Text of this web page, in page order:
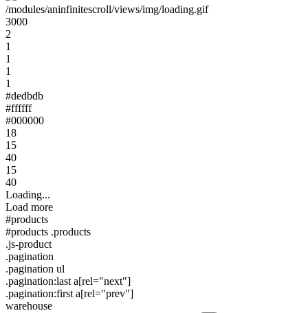
/modules/aninfinitescroll/views/img/loading.gif
3000
2
1
1
1
1
#dedbdb
#ffffff
#000000
18
15
40
15
40
Loading...
Load more
#products
#products .products
.js-product
.pagination
.pagination ul
.pagination:last a[rel="next"]
.pagination:first a[rel="prev"]
warehouse